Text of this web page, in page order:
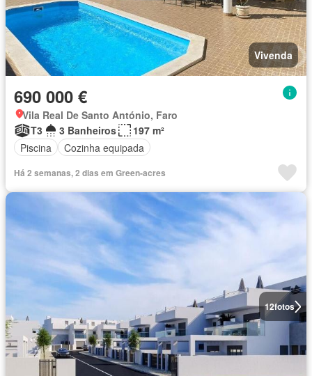
Vivenda
690 000 €
Vila Real De Santo António, Faro
T3
3 Banheiros
197 m²
Piscina
Cozinha equipada
Há 2 semanas, 2 dias em Green-acres
12fotos